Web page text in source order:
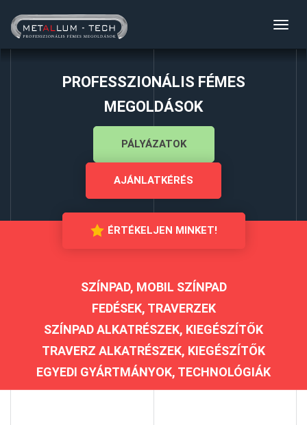
PROFESSZIONÁLIS FÉMES
MEGOLDÁSOK
PÁLYÁZATOK
AJÁNLATKÉRÉS
ÉRTÉKELJEN MINKET!
SZÍNPAD, MOBIL SZÍNPAD
FEDÉSEK, TRAVERZEK
SZÍNPAD ALKATRÉSZEK, KIEGÉSZÍTŐK
TRAVERZ ALKATRÉSZEK, KIEGÉSZÍTŐK
EGYEDI GYÁRTMÁNYOK, TECHNOLÓGIÁK